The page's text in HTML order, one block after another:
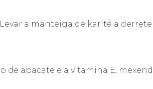
Levar a manteiga de karité a
de abacate e a vitamina E,